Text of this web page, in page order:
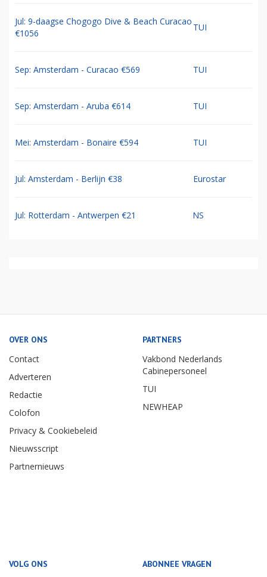
Jul: 9-daagse Chogogo Dive & Beach Curacao
€1056
TUI
Sep: Amsterdam - Curacao €569 TUI
Sep: Amsterdam - Aruba €614 TUI
Mei: Amsterdam - Bonaire €594 TUI
Jul: Amsterdam - Berlijn €38 Eurostar
Jul: Rotterdam - Antwerpen €21 NS
OVER ONS
Contact
Adverteren
Redactie
Colofon
Privacy & Cookiebeleid
Nieuwsscript
Partnernieuws
PARTNERS
Vakbond Nederlands
Cabinepersoneel
TUI
NEWHEAP
VOLG ONS ABONNEE VRAGEN